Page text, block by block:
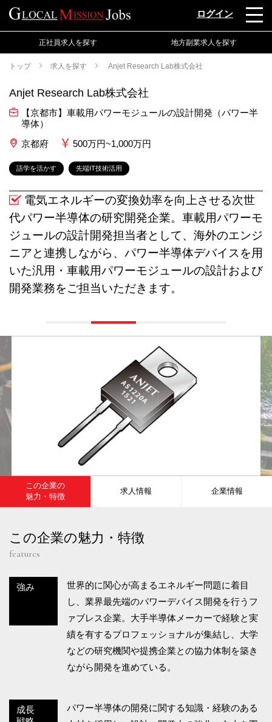
ログイン
正社員求人を探す 地方副業求人を探す
トップ 求人を探す Anjet Research Lab株式会社
Anjet Research Lab株式会社
【京都市】車載用パワーモジュールの設計開発（パワー半
導体）
京都府
500万円~1,000万円
語学を活かす 先端IT技術活用
電気エネルギーの変換効率を向上させる次世
代パワー半導体の研究開発企業。車載用パワーモ
ジュールの設計開発担当者として、海外のエンジ
ニアと連携しながら、パワー半導体デバイスを用
いた汎用・車載用パワーモジュールの設計および
開発業務をご担当いただきます。
この企業の
魅力・特徴
求人情報 企業情報
この企業の魅力・特徴
features
強み
世界的に関心が高まるエネルギー問題に着目
し、業界最先端のパワーデバイス開発を行うフ
ァブレス企業。大手半導体メーカーで経験と実
績を有するプロフェッショナルが集結し、大学
などの研究機関や提携企業との協力体制を築き
ながら開発を進めている。
成長
パワー半導体の開発に関する知識・経験のある